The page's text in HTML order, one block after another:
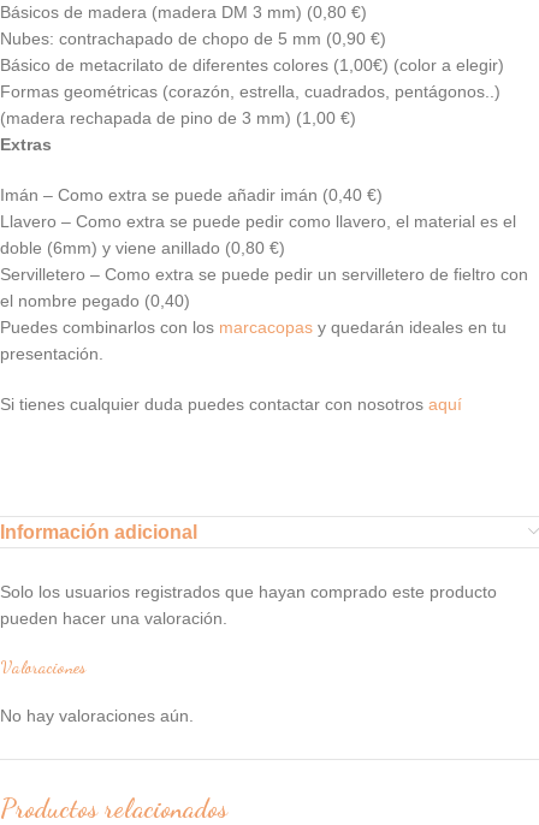
Básicos de madera (madera DM 3 mm) (0,80 €)
Nubes: contrachapado de chopo de 5 mm (0,90 €)
Básico de metacrilato de diferentes colores (1,00€) (color a elegir)
Formas geométricas (corazón, estrella, cuadrados, pentágonos..)
(madera rechapada de pino de 3 mm) (1,00 €)
Extras
Imán – Como extra se puede añadir imán (0,40 €)
Llavero – Como extra se puede pedir como llavero, el material es el
doble (6mm) y viene anillado (0,80 €)
Servilletero – Como extra se puede pedir un servilletero de fieltro con
el nombre pegado (0,40)
Puedes combinarlos con los marcacopas y quedarán ideales en tu
presentación.
Si tienes cualquier duda puedes contactar con nosotros aquí
Información adicional
Valoraciones
No hay valoraciones aún.
Solo los usuarios registrados que hayan comprado este producto
pueden hacer una valoración.
Productos relacionados